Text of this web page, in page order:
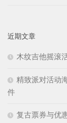
近期文章
木纹吉他摇滚
精致派对活动
件
复古票券与优